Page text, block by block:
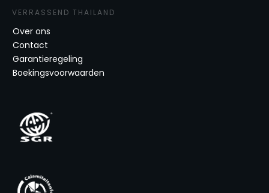
VERRASSEND THAILAND
Over ons
Contact
Garantieregeling
Boekingsvoorwaarden